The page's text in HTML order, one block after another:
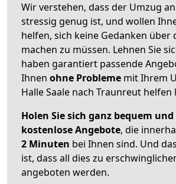
Wir verstehen, dass der Umzug
stressig genug ist, und wollen
helfen, sich keine Gedanken über
machen zu müssen. Lehnen Sie
haben garantiert passende
Ihnen ohne Probleme mit Ihrem
Halle Saale nach Traunreut helfen
Holen Sie sich ganz bequem
kostenlose Angebote, die
2 Minuten bei Ihnen sind. Und
ist, dass all dies zu
angeboten werden.